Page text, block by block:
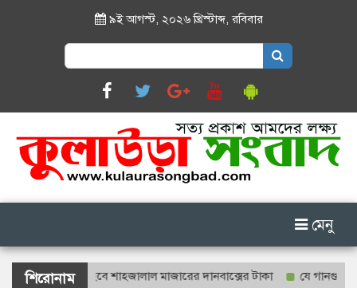
৯ই আগস্ট, ২০২৬ খ্রিস্টাব্দ,রবিবার
Search
for:
মেনু
শিরোনাম
গণনা হবে শাহজালাল মাজারের দানবাক্সের টাকা যে গানগুলো আজও